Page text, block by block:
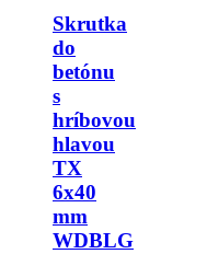
Skrutka
do
betónu
s
hríbovou
hlavou
TX
6x40
mm
WDBLG